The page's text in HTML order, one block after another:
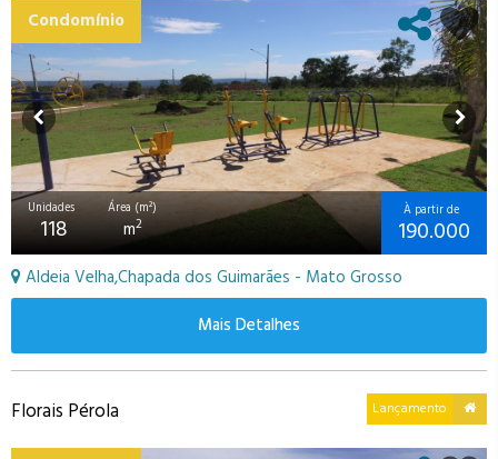
Condomínio
Unidades
118
Área (m²)
m2
À partir de
190.000
Aldeia Velha,Chapada dos Guimarães - Mato Grosso
Mais Detalhes
Florais Pérola Lançamento